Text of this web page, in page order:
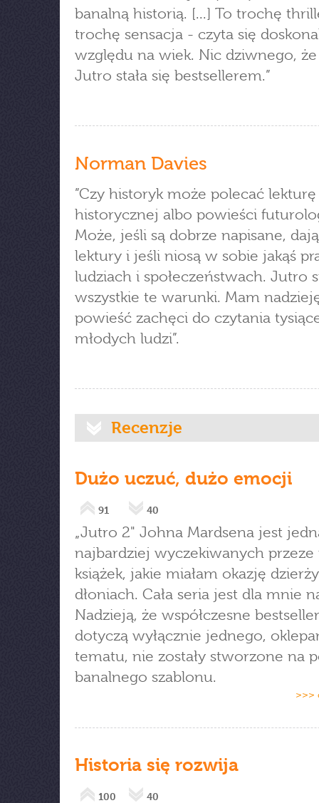
banalną historią. [...] To trochę
trochę sensacja - czyta się
względu na wiek. Nic dziwnego,
Jutro stała się bestsellerem.”
Norman Davies
”Czy historyk może polecać
historycznej albo powieści
Może, jeśli są dobrze napisane,
lektury i jeśli niosą w sobie jakąś
ludziach i społeczeństwach. Jutro
wszystkie te warunki. Mam
powieść zachęci do czytania
młodych ludzi”.
Recenzje
Dużo uczuć, dużo emocji
91 40
„Jutro 2" Johna Mardsena jest
najbardziej wyczekiwanych
książek, jakie miałam okazję
dłoniach. Cała seria jest dla mnie
Nadzieją, że współczesne
dotyczą wyłącznie jednego,
tematu, nie zostały stworzone na
banalnego szablonu.
>>>
Historia się rozwija
100 40